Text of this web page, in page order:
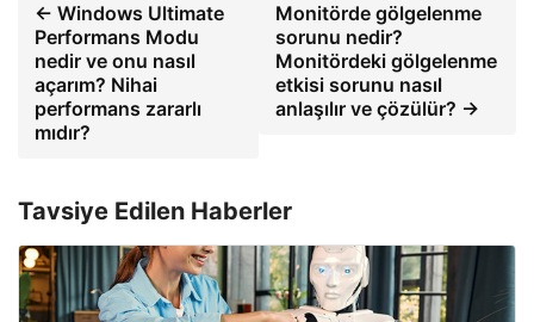
← Windows Ultimate
Performans Modu
nedir ve onu nasıl
açarım? Nihai
performans zararlı
mıdır?
Monitörde gölgelenme
sorunu nedir?
Monitördeki gölgelenme
etkisi sorunu nasıl
anlaşılır ve çözülür? →
Tavsiye Edilen Haberler